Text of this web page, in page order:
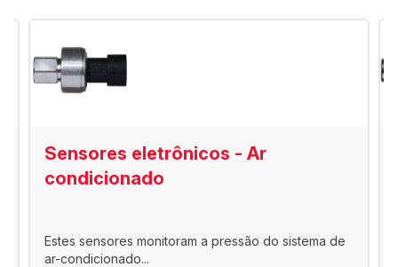
Sensores eletrônicos - Ar
condicionado
Estes sensores monitoram a pressão do sistema de
ar-condicionado...